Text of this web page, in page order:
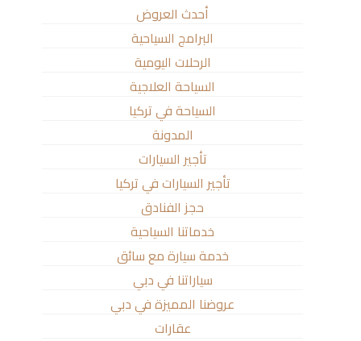
أحدث العروض
البرامج السياحية
الرحلات اليومية
السياحة العلاجية
السياحة في تركيا
المدونة
تأجير السيارات
تأجير السيارات في تركيا
حجز الفنادق
خدماتنا السياحية
خدمة سيارة مع سائق
سياراتنا في دبي
عروضنا المميزة في دبي
عقارات